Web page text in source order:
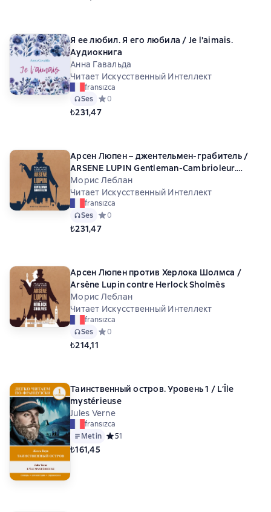
Я ее любил. Я его любила / Je l'aimais.
Аудиокнига
Анна Гавальда
Читает Искусственный Интеллект
fransızca
Ses Средний рейтинг 0 на основе 0 оценок
0
₺231,47
Арсен Люпен – джентельмен-грабитель /
ARSЕNE LUPIN Gentleman-Cambrioleur.
Книга для чтения на французском языке
Морис Леблан
Читает Искусственный Интеллект
fransızca
Ses Средний рейтинг 0 на основе 0 оценок
0
₺231,47
Арсен Люпен против Херлока Шолмса /
Arsène Lupin contre Herlock Sholmès
Морис Леблан
Читает Искусственный Интеллект
fransızca
Ses Средний рейтинг 0 на основе 0 оценок
0
₺214,11
Таинственный остров. Уровень 1 / L’Île
mystérieuse
Jules Verne
fransızca
Metin Средний рейтинг 5 на основе 1 оценок
51
₺161,45